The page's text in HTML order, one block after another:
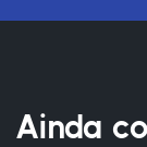
Ainda